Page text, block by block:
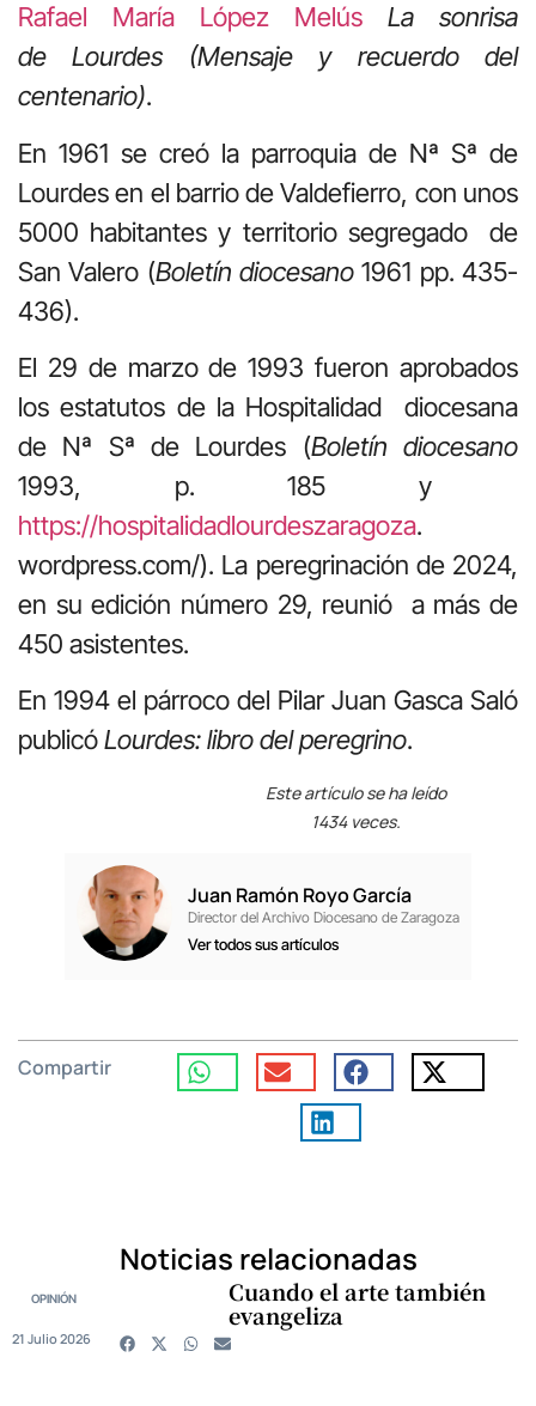
Rafael María López Melús
La sonrisa
de Lourdes (Mensaje y recuerdo del
centenario).
En 1961 se creó la parroquia de Nª Sª de
Lourdes en el barrio de Valdefierro, con unos
5000 habitantes y territorio segregado de
San Valero (Boletín diocesano 1961 pp. 435-
436).
El 29 de marzo de 1993 fueron aprobados
los estatutos de la Hospitalidad diocesana
de Nª Sª de Lourdes (Boletín diocesano
1993, p. 185 y
https://hospitalidadlourdeszaragoza.
wordpress.com/). La peregrinación de 2024,
en su edición número 29, reunió a más de
450 asistentes.
En 1994 el párroco del Pilar Juan Gasca Saló
publicóLourdes: libro del peregrino.
Este artículo se ha leído
1434 veces.
Juan Ramón Royo García
Director del Archivo Diocesano de Zaragoza
Ver todos sus artículos
Compartir
Noticias relacionadas
OPINIÓN Cuando el arte también
evangeliza
21 Julio 2026